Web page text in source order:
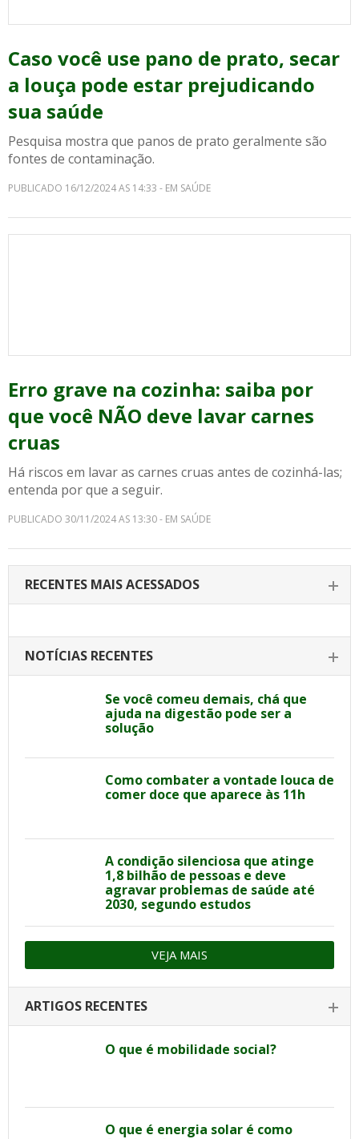
Caso você use pano de prato, secar
a louça pode estar prejudicando
sua saúde
Pesquisa mostra que panos de prato geralmente são
fontes de contaminação.
PUBLICADO 16/12/2024 AS 14:33 - EM SAÚDE
Erro grave na cozinha: saiba por
que você NÃO deve lavar carnes
cruas
Há riscos em lavar as carnes cruas antes de cozinhá-las;
entenda por que a seguir.
PUBLICADO 30/11/2024 AS 13:30 - EM SAÚDE
RECENTES MAIS ACESSADOS
NOTÍCIAS RECENTES
Se você comeu demais, chá que
ajuda na digestão pode ser a
solução
Como combater a vontade louca de
comer doce que aparece às 11h
A condição silenciosa que atinge
1,8 bilhão de pessoas e deve
agravar problemas de saúde até
2030, segundo estudos
VEJA MAIS
ARTIGOS RECENTES
O que é mobilidade social?
O que é energia solar é como